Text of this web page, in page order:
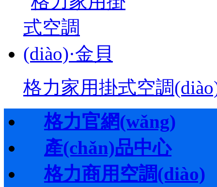
格力家用掛式空調
格力官網(wǎng)
產(chǎn)品中心
格力商用空調(diào)